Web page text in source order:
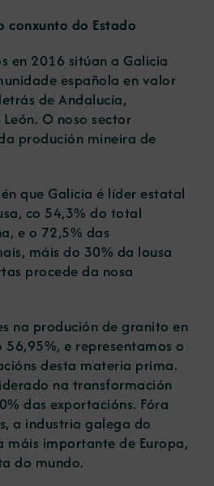
conxunto do Estado
en 2016 sitúan a Galicia
española en valor
de Andalucía,
O noso sector
produción mineira de
que Galicia é líder estatal
co 54,3% do total
e o 72,5% das
máis do 30% da lousa
procede da nosa
na produción de granito en
56,95%, e representamos o
desta materia prima.
na transformación
das exportacións. Fóra
a industria galega do
máis importante de Europa,
do mundo.